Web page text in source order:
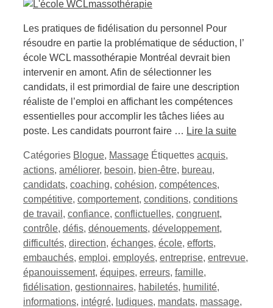
Les pratiques de fidélisation du personnel Pour
résoudre en partie la problématique de séduction, l’
école WCL massothérapie Montréal devrait bien
intervenir en amont. Afin de sélectionner les
candidats, il est primordial de faire une description
réaliste de l’emploi en affichant les compétences
essentielles pour accomplir les tâches liées au
poste. Les candidats pourront faire … Lire la suite
Catégories Blogue, Massage Étiquettes acquis,
actions, améliorer, besoin, bien-être, bureau,
candidats, coaching, cohésion, compétences,
compétitive, comportement, conditions, conditions
de travail , confiance, conflictuelles, congruent,
contrôle, défis, dénouements, développement,
difficultés, direction, échanges, école, efforts,
embauchés, emploi, employés, entreprise, entrevue,
épanouissement, équipes, erreurs, famille,
fidélisation, gestionnaires, habiletés, humilité,
informations, intégré, ludiques, mandats, massage,